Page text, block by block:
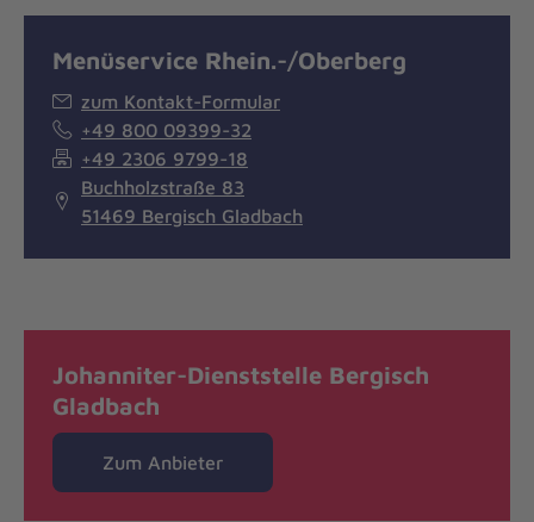
Menüservice Rhein.-/Oberberg
zum Kontakt-Formular
+49 800 09399-32
+49 2306 9799-18
Buchholzstraße 83
51469 Bergisch Gladbach
Johanniter-Dienststelle Bergisch
Gladbach
Zum Anbieter